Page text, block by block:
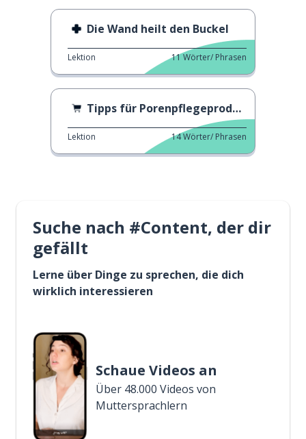
Die Wand heilt den Buckel
Lektion 11Wörter/ Phrasen
Tipps für Porenpflegeprodukte
Lektion 14Wörter/ Phrasen
Suche nach #Content, der dir
gefällt
Lerne über Dinge zu sprechen, die dich
wirklich interessieren
Schaue Videos an
Über 48.000 Videos von
Muttersprachlern